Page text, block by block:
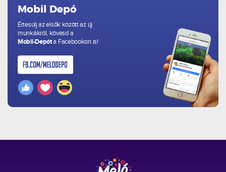
Mobil Depó
Értesülj az elsők között az új
munkákról, kövesd a
Mobil-Depóta Facebookon is!